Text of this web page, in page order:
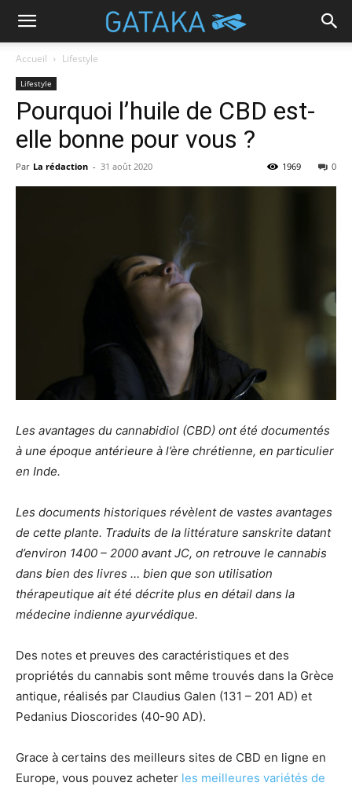
Accueil Lifestyle
Lifestyle
Pourquoi l’huile de CBD est-
elle bonne pour vous ?
Par La rédaction - 31 août 2020 0
1969
Les avantages du cannabidiol (CBD) ont été documentés
à une époque antérieure à l’ère chrétienne, en particulier
en Inde.
Les documents historiques révèlent de vastes avantages
de cette plante. Traduits de la littérature sanskrite datant
d’environ 1400 – 2000 avant JC, on retrouve le cannabis
dans bien des livres … bien que son utilisation
thérapeutique ait été décrite plus en détail dans la
médecine indienne ayurvédique.
Des notes et preuves des caractéristiques et des
propriétés du cannabis sont même trouvés dans la Grèce
antique, réalisés par Claudius Galen (131 – 201 AD) et
Pedanius Dioscorides (40-90 AD).
Grace à certains des meilleurs sites de CBD en ligne en
Europe, vous pouvez acheter les meilleures variétés de